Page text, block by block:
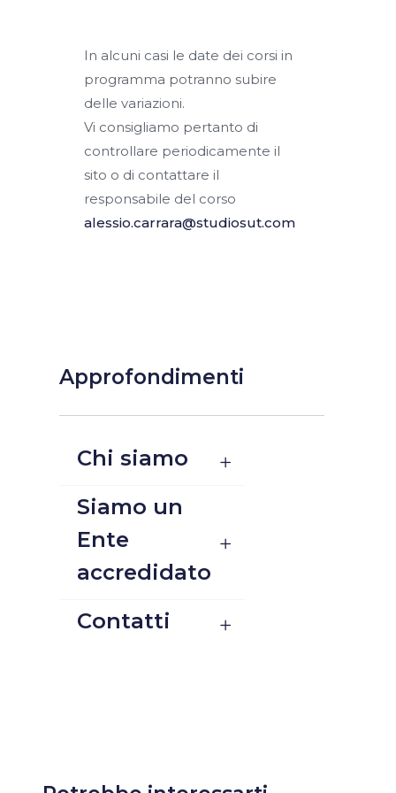
In alcuni casi le date dei corsi in
programma potranno subire
delle variazioni.
Vi consigliamo pertanto di
controllare periodicamente il
sito o di contattare il
responsabile del corso
alessio.carrara@studiosut.com
Approfondimenti
Chi siamo
Siamo un
Ente
accredidato
Contatti